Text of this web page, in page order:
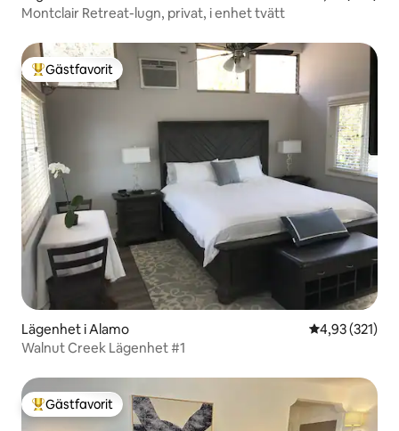
Montclair Retreat-lugn, privat, i enhet tvätt
Populär gästfavorit
Gästfavorit
Lägenhet i Alamo 4,93 av 5 i
4,93 (321)
Walnut Creek Lägenhet #1
Populär gästfavorit
Gästfavorit